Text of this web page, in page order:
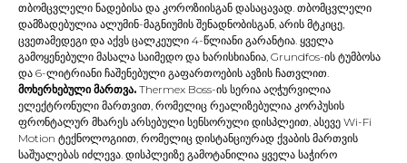
თბომცვლელი ნადებისა და კოროზიისგან დასაცავად. თბომცვლელი
დამზადებულია ალუმინ-მაგნიუმის შენადნობისგან, არის მტკიცე,
ცვეთამედეგი და აქვს ცალკეული 4-წლიანი გარანტია. ყველა
გამოყენებული მასალა საიმედო და ხარისხიანია, Grundfos-ის ტუმბოსა
და 6-ლიტრიანი ჩაშენებული გაფართოების ავზის ჩათვლით.
მოხერხებული მართვა. Thermex Boss-ის სერია აღჭურვილია
ელექტრონული მართვით, რომელიც რეალიზებულია კორპუსის
ფრონტალურ მხარეს არსებული სენსორული დისპლეით, ასევე Wi-Fi
Motion ტექნოლოგიით, რომელიც დისტანციურად ქვაბის მართვის
საშუალებას იძლევა. დისპლეიზე გამოტანილია ყველა საჭირო